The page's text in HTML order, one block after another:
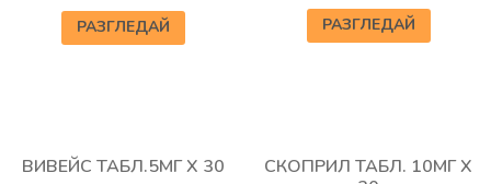
РАЗГЛЕДАЙ
РАЗГЛЕДАЙ
ВИВЕЙС ТАБЛ.5МГ Х 30
СКОПРИЛ ТАБЛ. 10МГ Х